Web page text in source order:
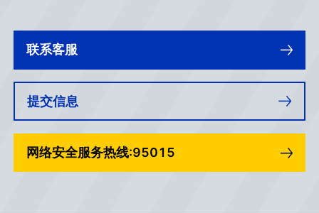
联系客服
提交信息
网络安全服务热线:95015